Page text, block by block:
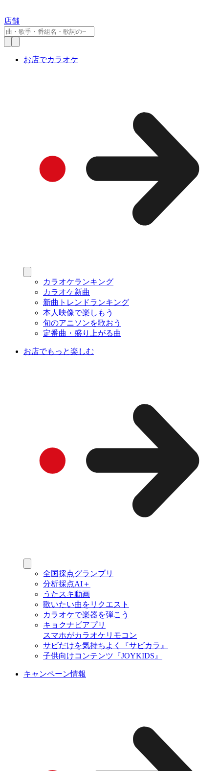
店舗
お店でカラオケ
カラオケランキング
カラオケ新曲
新曲トレンドランキング
本人映像で楽しもう
旬のアニソンを歌おう
定番曲・盛り上がる曲
お店でもっと楽しむ
全国採点グランプリ
分析採点AI＋
うたスキ動画
歌いたい曲をリクエスト
カラオケで楽器を弾こう
キョクナビアプリ
スマホがカラオケリモコン
サビだけを気持ちよく『サビカラ』
子供向けコンテンツ『JOYKIDS』
キャンペーン情報